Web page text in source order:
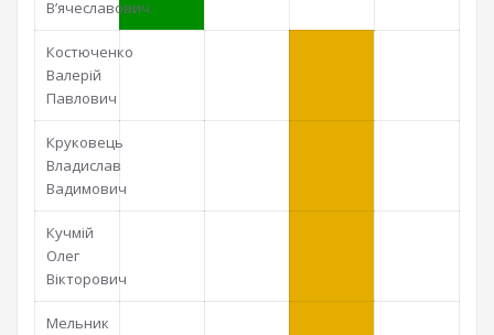
В’ячеславович
Костюченко
Валерій
Павлович
Круковець
Владислав
Вадимович
Кучмій
Олег
Вікторович
Мельник